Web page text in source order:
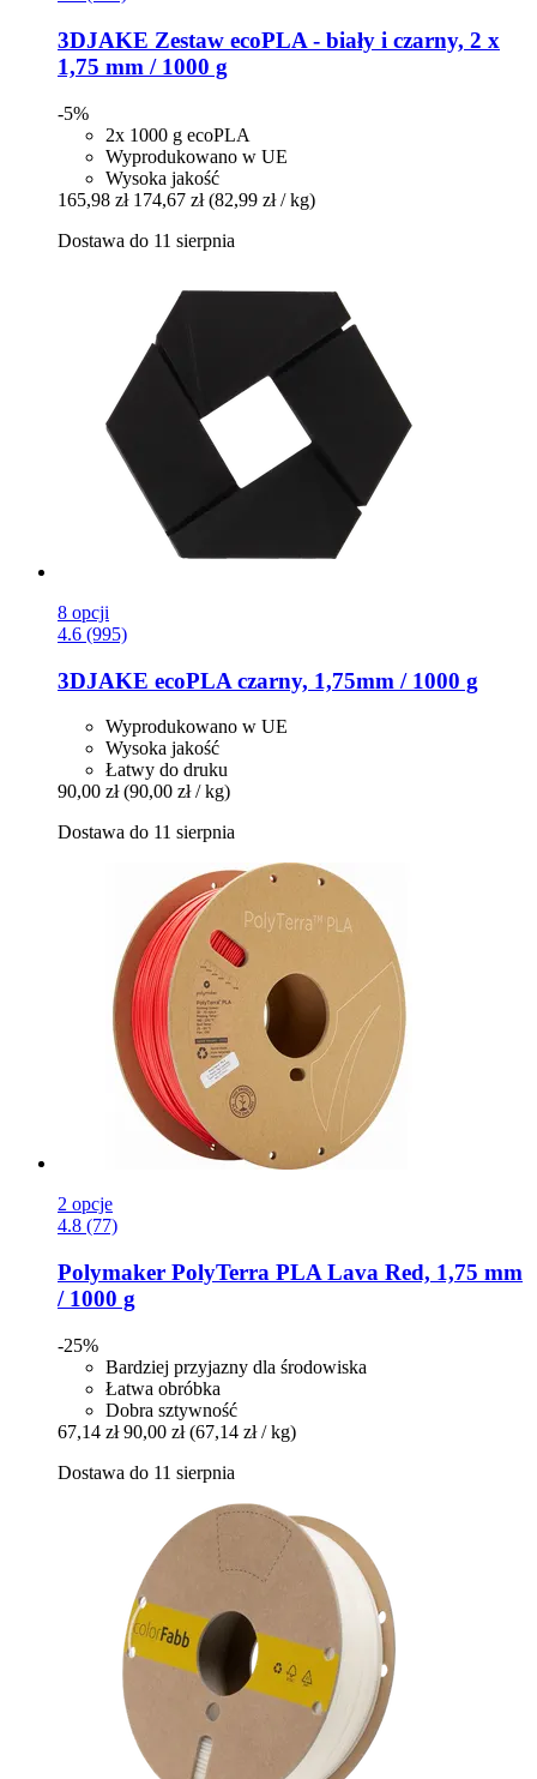
3DJAKE Zestaw ecoPLA -​ biały i czarny, 2 x
1,75 mm / 1000 g
-5%
2x 1000 g ecoPLA
Wyprodukowano w UE
Wysoka jakość
165,98 zł 174,67 zł (82,99 zł / kg)
Dostawa do 11 sierpnia
8 opcji
4.6 (995)
3DJAKE ecoPLA czarny, 1,75mm / 1000 g
Wyprodukowano w UE
Wysoka jakość
Łatwy do druku
90,00 zł (90,00 zł / kg)
Dostawa do 11 sierpnia
2 opcje
4.8 (77)
Polymaker PolyTerra PLA Lava Red, 1,75 mm
/ 1000 g
-25%
Bardziej przyjazny dla środowiska
Łatwa obróbka
Dobra sztywność
67,14 zł 90,00 zł (67,14 zł / kg)
Dostawa do 11 sierpnia